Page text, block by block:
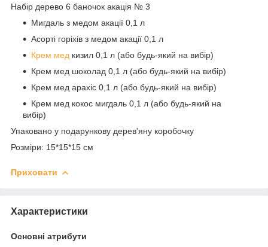
Набір дерево 6 баночок акація № 3
Мигдаль з медом акації 0,1 л
Асорті горіхів з медом акації 0,1 л
Крем мед кизил 0,1 л (або будь-який на вибір)
Крем мед шоколад 0,1 л (або будь-який на вибір)
Крем мед арахіс 0,1 л (або будь-який на вибір)
Крем мед кокос мигдаль 0,1 л (або будь-який на
вибір)
Упаковано у подарункову дерев'яну коробочку
Розміри: 15*15*15 см
Приховати
Характеристики
Основні атрибути